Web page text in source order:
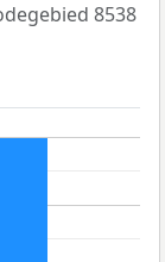
8538